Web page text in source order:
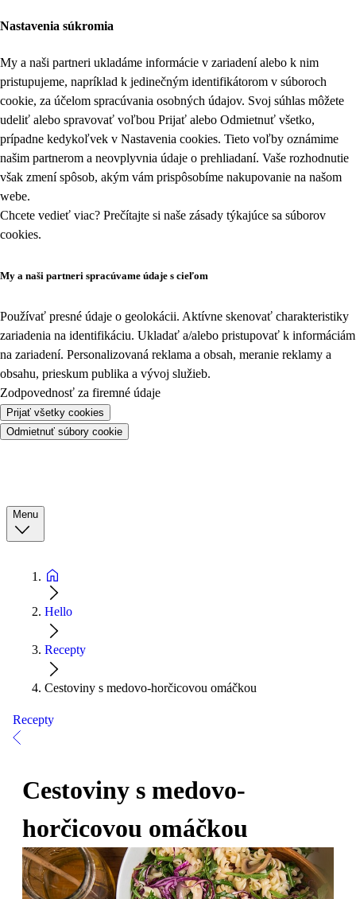
Nastavenia súkromia
My a naši partneri ukladáme informácie v zariadení alebo k nim
pristupujeme, napríklad k jedinečným identifikátorom v súboroch
cookie, za účelom spracúvania osobných údajov. Svoj súhlas môžete
udeliť alebo spravovať voľbou Prijať alebo Odmietnuť všetko,
prípadne kedykoľvek v Nastavenia cookies. Tieto voľby oznámime
našim partnerom a neovplyvnia údaje o prehliadaní. Vaše rozhodnutie
však zmení spôsob, akým vám prispôsobíme nakupovanie na našom
webe.
Chcete vedieť viac? Prečítajte si naše zásady týkajúce sa súborov
cookies.
My a naši partneri spracúvame údaje s cieľom
Používať presné údaje o geolokácii. Aktívne skenovať charakteristiky
zariadenia na identifikáciu. Ukladať a/alebo pristupovať k informáciám
na zariadení. Personalizovaná reklama a obsah, meranie reklamy a
obsahu, prieskum publika a vývoj služieb.
Zodpovednosť za firemné údaje
Prijať všetky cookies
Odmietnuť súbory cookie
Menu
Hello
Recepty
Cestoviny s medovo-horčicovou omáčkou
Recepty
Cestoviny s medovo-
horčicovou omáčkou